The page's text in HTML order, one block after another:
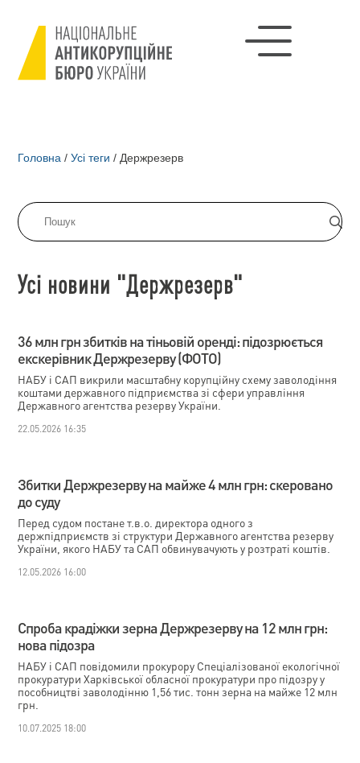
Головна / Усі теги / Держрезерв
Усі новини "Держрезерв"
36 млн грн збитків на тіньовій оренді: підозрюється
екскерівник Держрезерву (ФОТО)
НАБУ і САП викрили масштабну корупційну схему заволодіння
коштами державного підприємства зі сфери управління
Державного агентства резерву України.
22.05.2026 16:35
Збитки Держрезерву на майже 4 млн грн: скеровано
до суду
Перед судом постане т.в.о. директора одного з
держпідприємств зі структури Державного агентства резерву
України, якого НАБУ та САП обвинувачують у розтраті коштів.
12.05.2026 16:00
Спроба крадіжки зерна Держрезерву на 12 млн грн:
нова підозра
НАБУ і САП повідомили прокурору Спеціалізованої екологічної
прокуратури Харківської обласної прокуратури про підозру у
пособництві заволодінню 1,56 тис. тонн зерна на майже 12 млн
грн.
10.07.2025 18:00